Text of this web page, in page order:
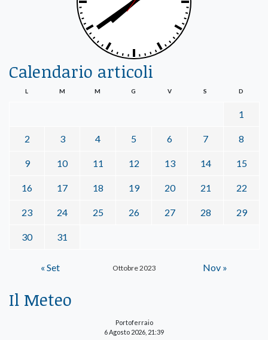
Calendario articoli
Ottobre 2023
L M M G V S D
1
2 3 4 5 6 7 8
9 10 11 12 13 14 15
16 17 18 19 20 21 22
23 24 25 26 27 28 29
30 31
« Set Nov »
Il Meteo
Portoferraio
6 Agosto 2026, 21:39